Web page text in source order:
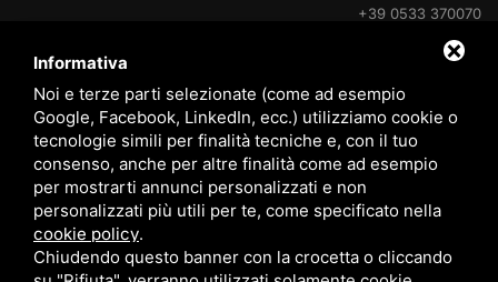
Informativa
Noi e terze parti selezionate (come ad esempio
Google, Facebook, LinkedIn, ecc.) utilizziamo cookie o
tecnologie simili per finalità tecniche e, con il tuo
consenso, anche per altre finalità come ad esempio
per mostrarti annunci personalizzati e non
personalizzati più utili per te, come specificato nella
cookie policy.
Chiudendo questo banner con la crocetta o cliccando
+39 0533 370070
Lido delle Nazioni
Viale delle Nazioni Unite, 95
+39 0533 370070
Lido delle Nazioni
Ufficio di cantiere V.Le Portogallo
+39 0533 37007
Lido degli Estensi
Viale Giacomo Leopardi, 60